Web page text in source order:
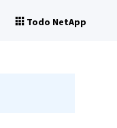
Todo NetApp